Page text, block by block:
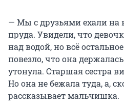
— Мы с друзьями ехали на
пруда. Увидели, что
над водой, но всё
повезло, что она
утонула. Старшая сестра
Но она не бежала туда, а,
рассказывает мальчишка.